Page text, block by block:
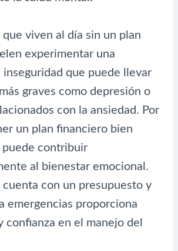
que viven al día sin un plan
experimentar una
inseguridad que puede llevar
graves como depresión o
con la ansiedad. Por
un plan financiero bien
contribuir
al bienestar emocional.
cuenta con un presupuesto y
emergencias proporciona
confianza en el manejo del